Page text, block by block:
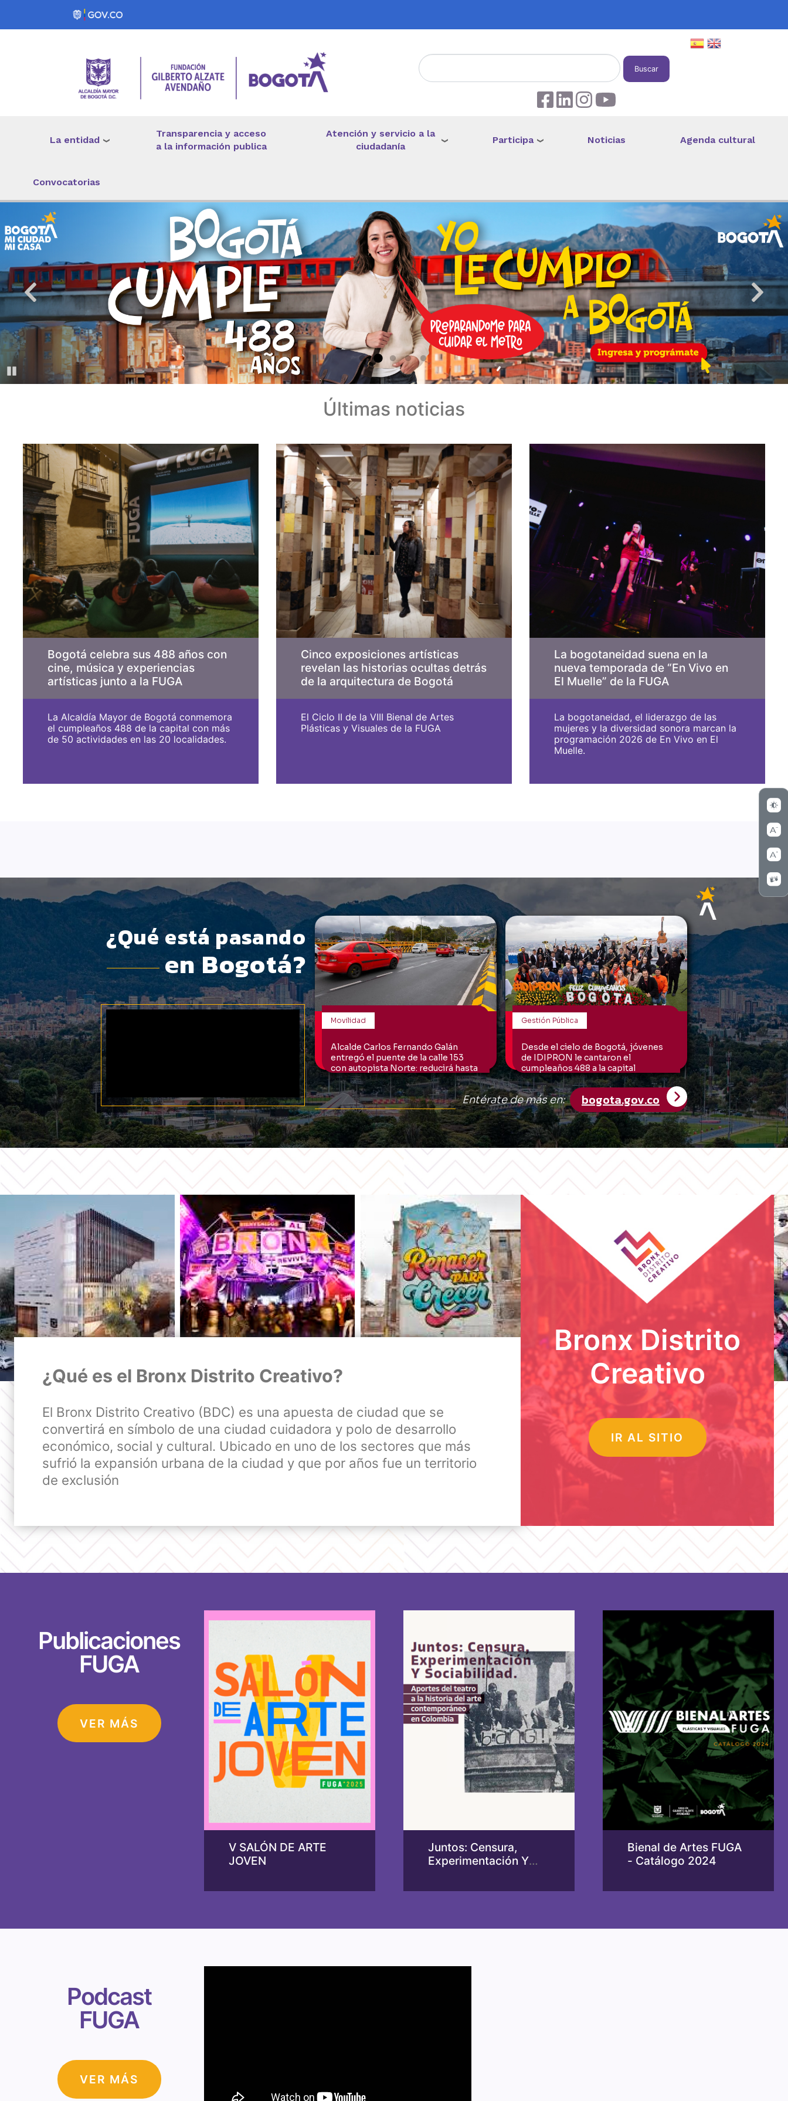
Pasar al contenido principal
Buscar
La entidad
Transparencia y acceso
a la información publica
Atención y servicio a la
ciudadanía
Participa Noticias Agenda cultural
Convocatorias
Últimas noticias
Bogotá celebra sus 488 años con
cine, música y experiencias
artísticas junto a la FUGA
La Alcaldía Mayor de Bogotá conmemora
el cumpleaños 488 de la capital con más
de 50 actividades en las 20 localidades.
Cinco exposiciones artísticas
revelan las historias ocultas detrás
de la arquitectura de Bogotá
El Ciclo II de la VIII Bienal de Artes
Plásticas y Visuales de la FUGA
La bogotaneidad suena en la
nueva temporada de “En Vivo en
El Muelle” de la FUGA
La bogotaneidad, el liderazgo de las
mujeres y la diversidad sonora marcan la
programación 2026 de En Vivo en El
Muelle.
¿Qué es el Bronx Distrito Creativo?
El Bronx Distrito Creativo (BDC) es una apuesta de ciudad que se
convertirá en símbolo de una ciudad cuidadora y polo de desarrollo
económico, social y cultural. Ubicado en uno de los sectores que más
sufrió la expansión urbana de la ciudad y que por años fue un territorio
de exclusión
Bronx Distrito
Creativo
IR AL SITIO
Publicaciones
FUGA
VER MÁS
V SALÓN DE ARTE
JOVEN
Juntos: Censura,
Experimentación Y
Bienal de Artes FUGA
- Catálogo 2024
Podcast
FUGA
VER MÁS